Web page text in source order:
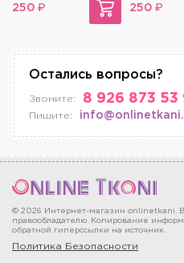
250 ₽ 250 ₽
Остались вопросы?
Звоните: 8 926 873 53
Пишите:
© 2026 Интернет-магазин onlinetkani.
правообладателю. Копирование
обратной гиперссылки на источник.
Политика Безопасности